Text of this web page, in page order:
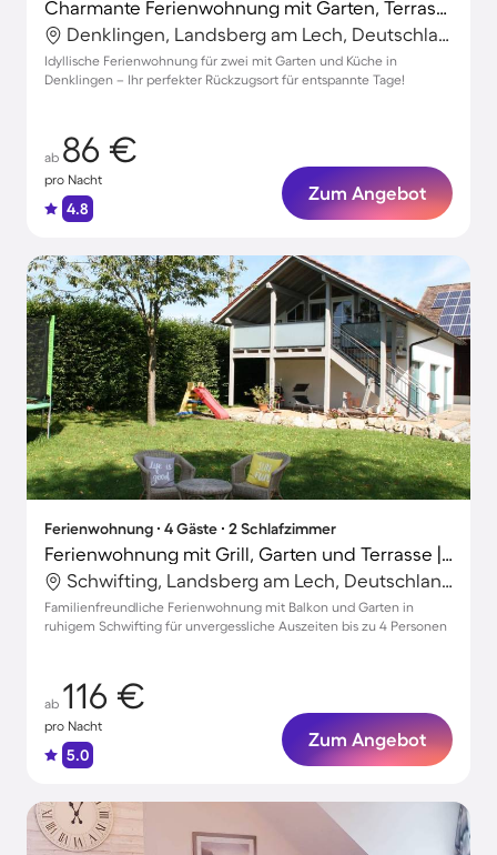
Charmante Ferienwohnung mit Garten, Terrasse und Grill | Haustiere sind willkommen
Denklingen, Landsberg am Lech, Deutschland
Idyllische Ferienwohnung für zwei mit Garten und Küche in
Denklingen – Ihr perfekter Rückzugsort für entspannte Tage!
ab 86 €
pro Nacht
4.8
Zum Angebot
Ferienwohnung ∙ 4 Gäste ∙ 2 Schlafzimmer
Ferienwohnung mit Grill, Garten und Terrasse | Perfekt für die Arbeit von Zuhause
Schwifting, Landsberg am Lech, Deutschland
Familienfreundliche Ferienwohnung mit Balkon und Garten in
ruhigem Schwifting für unvergessliche Auszeiten bis zu 4 Personen
ab 116 €
pro Nacht
5.0
Zum Angebot